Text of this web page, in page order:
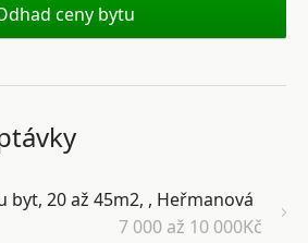
ceny bytu
byt, 20 až 45m2, , Heřmanová
7 000 až 10 000Kč